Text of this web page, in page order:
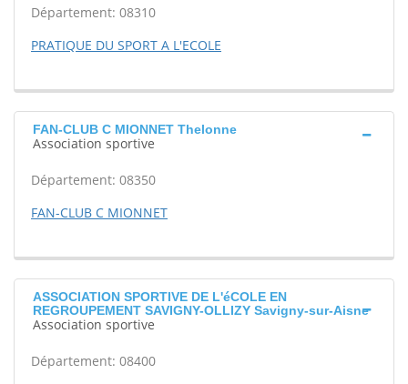
Département: 08310
PRATIQUE DU SPORT A L'ECOLE
FAN-CLUB C MIONNET Thelonne
Association sportive
Département: 08350
FAN-CLUB C MIONNET
ASSOCIATION SPORTIVE DE L'éCOLE EN
REGROUPEMENT SAVIGNY-OLLIZY Savigny-sur-Aisne
Association sportive
Département: 08400